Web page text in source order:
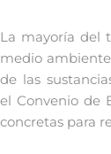
La mayoría del
medio
de las
el Convenio de
concretas para